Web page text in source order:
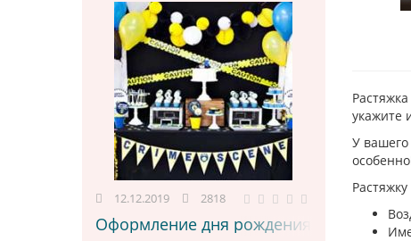
12.12.2019 2818
Оформление дня рождения для
укажите
У